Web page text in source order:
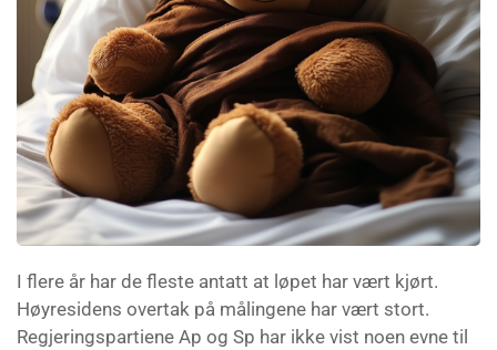
I flere år har de fleste antatt at løpet har vært kjørt.
Høyresidens overtak på målingene har vært stort.
Regjeringspartiene Ap og Sp har ikke vist noen evne til